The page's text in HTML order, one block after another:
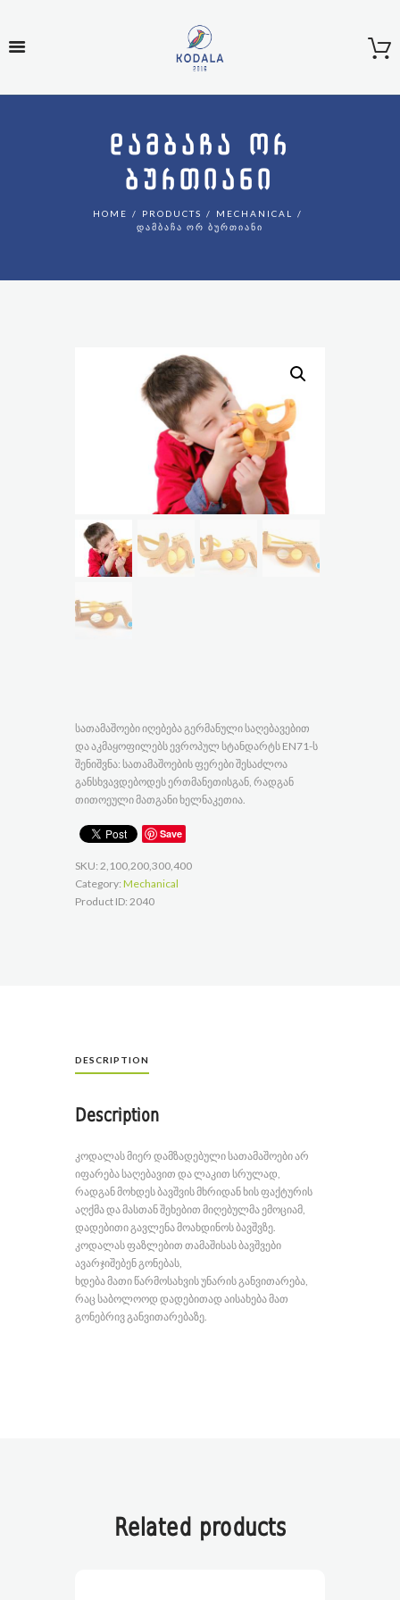
ᲓᲐᲛᲑᲐᲩᲐ ᲝᲠ
ᲑᲣᲠᲗᲘᲐᲜᲘ
HOME PRODUCTS
MECHANICAL
ᲓᲐᲛᲑᲐᲩᲐ ᲝᲠ ᲑᲣᲠᲗᲘᲐᲜᲘ
სათამაშოები იღებება გერმანული საღებავებით
და აკმაყოფილებს ევროპულ სტანდარტს EN71-ს
შენიშვნა: სათამაშოების ფერები შესაძლოა
განსხვავდებოდეს ერთმანეთისგან, რადგან
თითოეული მათგანი ხელნაკეთია.
Save
SKU: 2,100,200,300,400
Category: Mechanical
Product ID: 2040
DESCRIPTION
Description
კოდალას მიერ დამზადებული სათამაშოები არ
იფარება საღებავით და ლაკით სრულად,
რადგან მოხდეს ბავშვის მხრიდან ხის ფაქტურის
აღქმა და მასთან შეხებით მიღებულმა ემოციამ,
დადებითი გავლენა მოახდინოს ბავშვზე.
კოდალას ფაზლებით თამაშისას ბავშვები
ავარჯიშებენ გონებას,
ხდება მათი წარმოსახვის უნარის განვითარება,
რაც საბოლოოდ დადებითად აისახება მათ
გონებრივ განვითარებაზე.
Related products